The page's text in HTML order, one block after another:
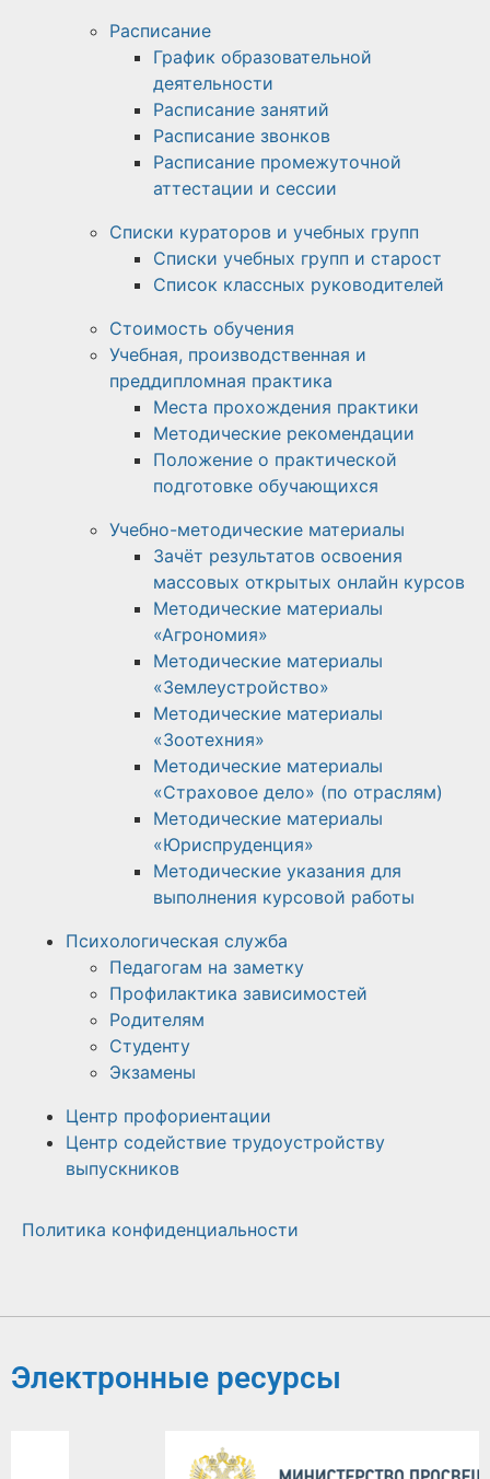
Расписание
График образовательной
деятельности
Расписание занятий
Расписание звонков
Расписание промежуточной
аттестации и сессии
Списки кураторов и учебных групп
Списки учебных групп и старост
Список классных руководителей
Стоимость обучения
Учебная, производственная и
преддипломная практика
Места прохождения практики
Методические рекомендации
Положение о практической
подготовке обучающихся
Учебно-методические материалы
Зачёт результатов освоения
массовых открытых онлайн курсов
Методические материалы
«Агрономия»
Методические материалы
«Землеустройство»
Методические материалы
«Зоотехния»
Методические материалы
«Страховое дело» (по отраслям)
Методические материалы
«Юриспруденция»
Методические указания для
выполнения курсовой работы
Психологическая служба
Педагогам на заметку
Профилактика зависимостей
Родителям
Студенту
Экзамены
Центр профориентации
Центр содействие трудоустройству
выпускников
Политика конфиденциальности
Электронные ресурсы